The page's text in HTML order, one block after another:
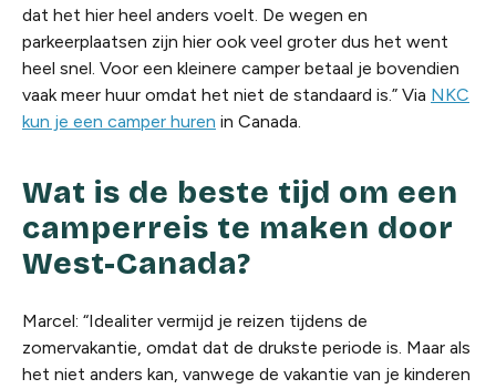
dat het hier heel anders voelt. De wegen en
parkeerplaatsen zijn hier ook veel groter dus het went
heel snel. Voor een kleinere camper betaal je bovendien
vaak meer huur omdat het niet de standaard is.” Via NKC
kun je een camper huren in Canada.
Wat is de beste tijd om een
camperreis te maken door
West-Canada?
Marcel: “Idealiter vermijd je reizen tijdens de
zomervakantie, omdat dat de drukste periode is. Maar als
het niet anders kan, vanwege de vakantie van je kinderen